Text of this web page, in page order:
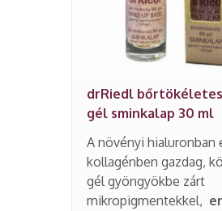
drRiedl
gél sminkalap 30 ml
A növényi hialuronban
kollagénben gazdag,
gél gyöngyökbe zárt
mikropigmentekkel,